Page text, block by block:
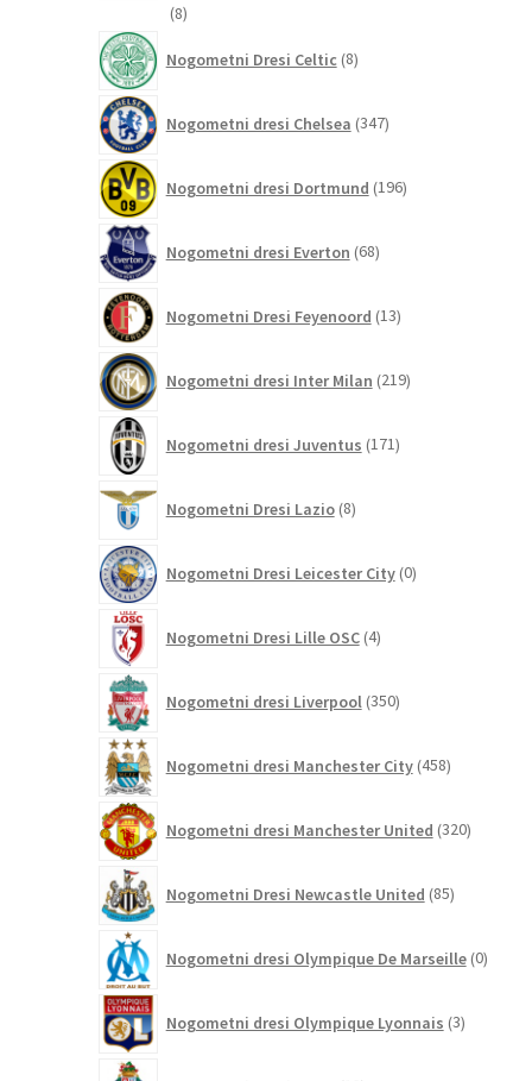
88
Nogometni Dresi Celtic 8izdelkov
Nogometni dresi Chelsea 347izdelkov
Nogometni dresi Dortmund 196izdelkov
Nogometni dresi Everton 68izdelkov
Nogometni Dresi Feyenoord 13izdelkov
Nogometni dresi Inter Milan 219izdelkov
Nogometni dresi Juventus 171izdelkov
Nogometni Dresi Lazio 8izdelkov
Nogometni Dresi Leicester City 0izdelkov
Nogometni Dresi Lille OSC 4izdelki
Nogometni dresi Liverpool 350izdelkov
Nogometni dresi Manchester City 458izdelkov
Nogometni dresi Manchester United 320izdelkov
Nogometni Dresi Newcastle United 85izdelkov
Nogometni dresi Olympique De Marseille 0
Nogometni dresi Olympique Lyonnais 3izdelki